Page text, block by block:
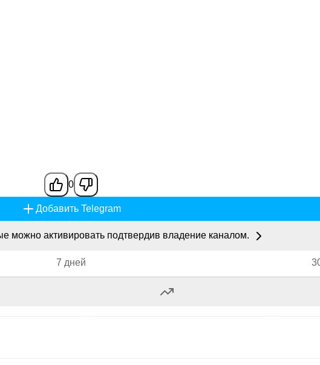
0
Добавить Telegram
можно активировать подтвердив владение каналом.
7 дней